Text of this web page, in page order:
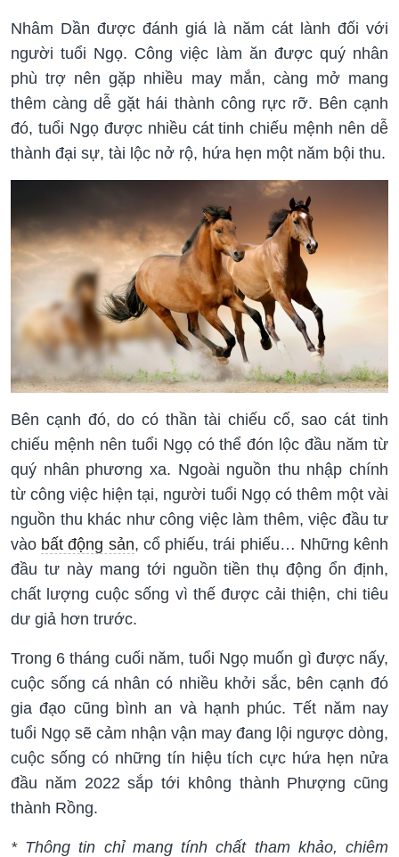
Nhâm Dần được đánh giá là năm cát lành đối với
người tuổi Ngọ. Công việc làm ăn được quý nhân
phù trợ nên gặp nhiều may mắn, càng mở mang
thêm càng dễ gặt hái thành công rực rỡ. Bên cạnh
đó, tuổi Ngọ được nhiều cát tinh chiếu mệnh nên dễ
thành đại sự, tài lộc nở rộ, hứa hẹn một năm bội thu.
Bên cạnh đó, do có thần tài chiếu cố, sao cát tinh
chiếu mệnh nên tuổi Ngọ có thể đón lộc đầu năm từ
quý nhân phương xa. Ngoài nguồn thu nhập chính
từ công việc hiện tại, người tuổi Ngọ có thêm một vài
nguồn thu khác như công việc làm thêm, việc đầu tư
vào bất động sản, cổ phiếu, trái phiếu… Những kênh
đầu tư này mang tới nguồn tiền thụ động ổn định,
chất lượng cuộc sống vì thế được cải thiện, chi tiêu
dư giả hơn trước.
Trong 6 tháng cuối năm, tuổi Ngọ muốn gì được nấy,
cuộc sống cá nhân có nhiều khởi sắc, bên cạnh đó
gia đạo cũng bình an và hạnh phúc. Tết năm nay
tuổi Ngọ sẽ cảm nhận vận may đang lội ngược dòng,
cuộc sống có những tín hiệu tích cực hứa hẹn nửa
đầu năm 2022 sắp tới không thành Phượng cũng
thành Rồng.
* Thông tin chỉ mang tính chất tham khảo, chiêm